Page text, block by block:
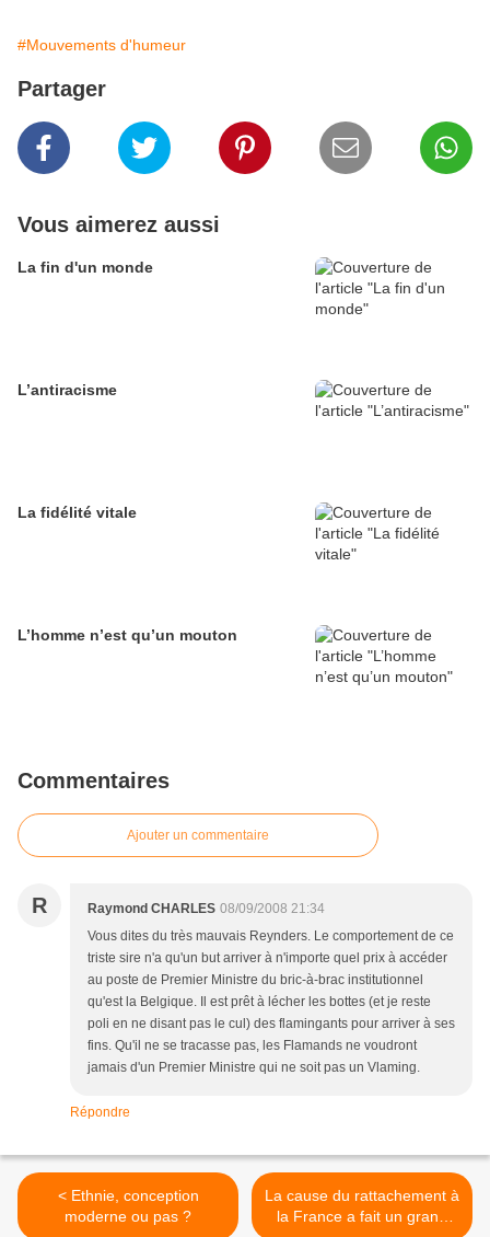
#Mouvements d'humeur
Partager
Vous aimerez aussi
La fin d'un monde
L’antiracisme
La fidélité vitale
L’homme n’est qu’un mouton
Commentaires
Ajouter un commentaire
R Raymond CHARLES 08/09/2008 21:34
Vous dites du très mauvais Reynders. Le comportement de ce
triste sire n'a qu'un but arriver à n'importe quel prix à accéder
au poste de Premier Ministre du bric-à-brac institutionnel
qu'est la Belgique. Il est prêt à lécher les bottes (et je reste
poli en ne disant pas le cul) des flamingants pour arriver à ses
fins. Qu'il ne se tracasse pas, les Flamands ne voudront
jamais d'un Premier Ministre qui ne soit pas un Vlaming.
Répondre
< Ethnie, conception
moderne ou pas ?
La cause du rattachement à
la France a fait un grand